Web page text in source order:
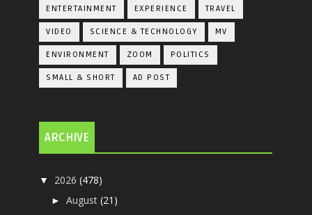
ENTERTAINMENT EXPERIENCE TRAVEL
VIDEO SCIENCE & TECHNOLOGY MV
ENVIRONMENT ZOOM POLITICS
SMALL & SHORT AD POST
ARCHIVE
▼ 2026(478)
►August(21)